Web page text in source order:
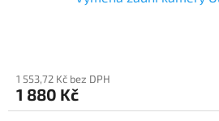
1 553,72 Kč bez DPH
1 880 Kč